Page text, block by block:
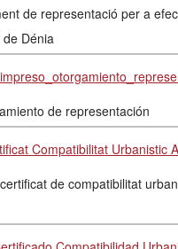
de representació per a
Dénia
de representación
Compatibilitat Urbanistic
de compatibilitat